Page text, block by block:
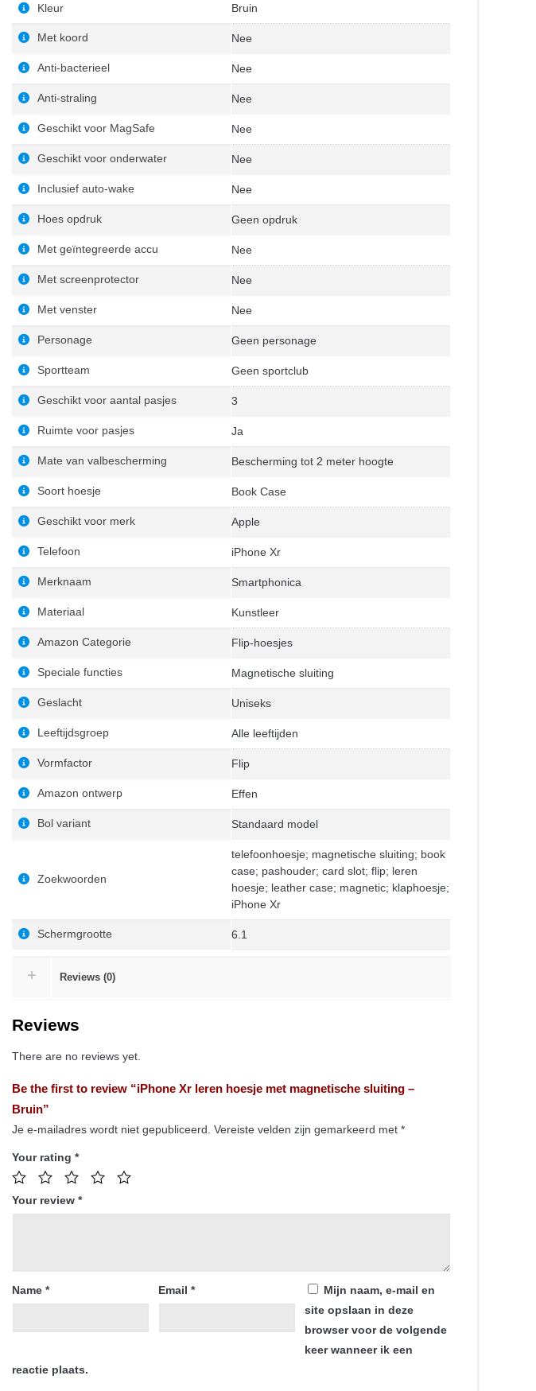
Kleur Bruin
Met koord Nee
Anti-bacterieel Nee
Anti-straling Nee
Geschikt voor MagSafe Nee
Geschikt voor onderwater Nee
Inclusief auto-wake Nee
Hoes opdruk Geen opdruk
Met geïntegreerde accu Nee
Met screenprotector Nee
Met venster Nee
Personage Geen personage
Sportteam Geen sportclub
Geschikt voor aantal pasjes 3
Ruimte voor pasjes Ja
Mate van valbescherming Bescherming tot 2 meter hoogte
Soort hoesje Book Case
Geschikt voor merk Apple
Telefoon iPhone Xr
Merknaam Smartphonica
Materiaal Kunstleer
Amazon Categorie Flip-hoesjes
Speciale functies Magnetische sluiting
Geslacht Uniseks
Leeftijdsgroep Alle leeftijden
Vormfactor Flip
Amazon ontwerp Effen
Bol variant Standaard model
Zoekwoorden
telefoonhoesje; magnetische sluiting; book
case; pashouder; card slot; flip; leren
hoesje; leather case; magnetic; klaphoesje;
iPhone Xr
Schermgrootte 6.1
Reviews (0)
Reviews
There are no reviews yet.
Be the first to review “iPhone Xr leren hoesje met magnetische sluiting –
Bruin”
Je e-mailadres wordt niet gepubliceerd. Vereiste velden zijn gemarkeerd met *
Your rating *
Your review *
Name * Email *
Mijn naam, e-mail en
site opslaan in deze
browser voor de volgende
keer wanneer ik een
reactie plaats.